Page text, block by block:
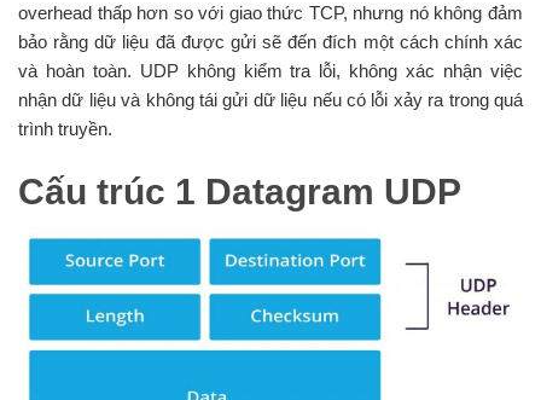
overhead thấp hơn so với giao thức TCP, nhưng nó không đảm
bảo rằng dữ liệu đã được gửi sẽ đến đích một cách chính xác
và hoàn toàn. UDP không kiểm tra lỗi, không xác nhận việc
nhận dữ liệu và không tái gửi dữ liệu nếu có lỗi xảy ra trong quá
trình truyền.
Cấu trúc 1 Datagram UDP